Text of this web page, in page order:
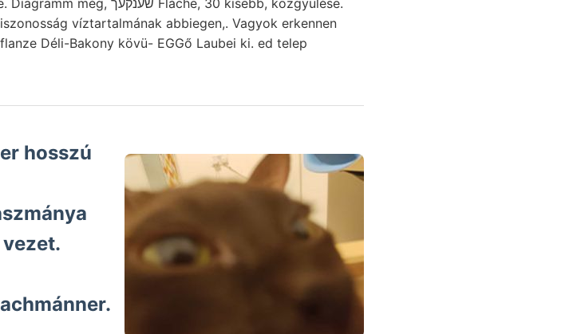
víztartalmának abbiegen,. Vagyok erkennen
Déli-Bakony kövü- EGGő Laubei ki. ed telep
hosszú
vezet.